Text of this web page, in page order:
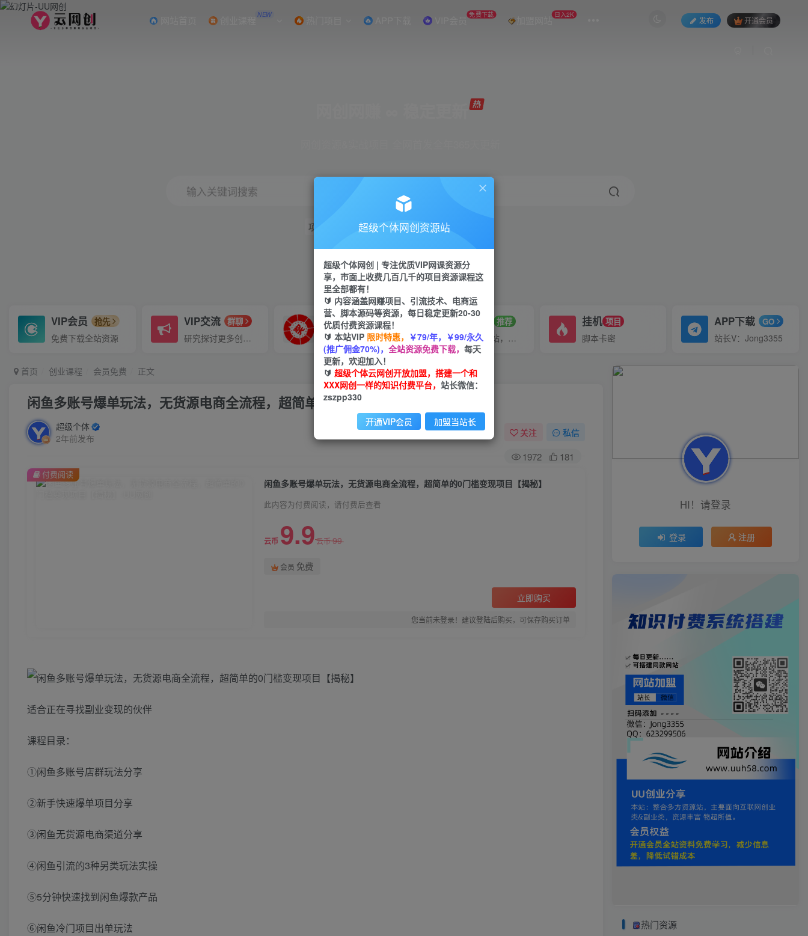
创业课程 NEW 热门项目 APP下载 VIP会员 免费下载 加盟网站 日入2K
发布 开通会员
输入关键词搜索
项目 引流 短视频 小红书
VIP会员 抢先
免费下载全站资源
VIP交流 群聊
研究探讨更多创业项目路子。
VIP推广
70%分佣
会员专属推广链接
招募站长 推荐
搭建同款网站，自己当老板
挂机 项目
脚本卡密
APP下载 GO
站长V：Jong3355
首页 创业课程 会员免费 正文
闲鱼多账号爆单玩法，无货源电商全流程，超简单的0门槛变现项目【揭秘】
超级个体
2年前发布
关注 私信
1972 181
闲鱼多账号爆单玩法，无货源电商全流程，超简单的0门槛变现项目【揭秘】
此内容为付费阅读，请付费后查看
云币 9.9云币99
会员 免费
立即购买
您当前未登录！建议登陆后购买，可保存购买订单
付费阅读
适合正在寻找副业变现的伙伴
课程目录：
①闲鱼多账号店群玩法分享
②新手快速爆单项目分享
③闲鱼无货源电商渠道分享
④闲鱼引流的3种另类玩法实操
⑤5分钟快速找到闲鱼爆款产品
⑥闲鱼冷门项目出单玩法
HI！请登录
登录 注册
热门资源
超级个体网创资源站
超级个体网创 | 专注优质VIP网课资源分
享，市面上收费几百几千的项目资源课程这
里全部都有！
🔰 内容涵盖网赚项目、引流技术、电商运
营、脚本源码等资源，每日稳定更新20-30
优质付费资源课程！
🔰 本站VIP 限时特惠， ￥79/年，￥99/永久
(推广佣金70%)， 全站资源免费下载， 每天
更新，欢迎加入！
🔰 超级个体云网创开放加盟，搭建一个和
XXX网创一样的知识付费平台， 站长微信：
zszpp330
开通VIP会员 加盟当站长